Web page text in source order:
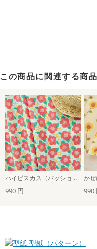
この商品に関連する商品
ハイビスカス（パッションレッド） か
990 円 990
型紙（パターン）